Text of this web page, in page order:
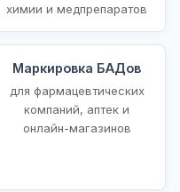
химии и медпрепаратов
Маркировка БАДов
для фармацевтических
компаний, аптек и
онлайн-магазинов